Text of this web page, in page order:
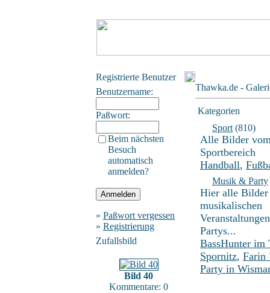
Registrierte Benutzer
Benutzername:
Paßwort:
Beim nächsten
Besuch
automatisch
anmelden?
» Paßwort vergessen
» Registrierung
Zufallsbild
Bild 40
Kommentare: 0
Thawka.de -
Kategorien
Sport (810)
Alle Bilder
Sportbereich
Handball,
Musik & Party
Hier alle
musikalischen
Partys...
BassHunter im
Spornitz, Farin
Party in